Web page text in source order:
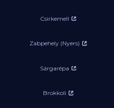
Csirkemell
Zabpehely (Nyers)
Sárgarépa
Brokkoli